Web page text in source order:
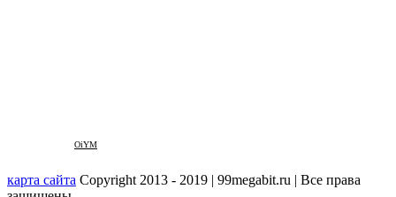
OiYM
карта сайта Copyright 2013 - 2019 | 99megabit.ru | Все права